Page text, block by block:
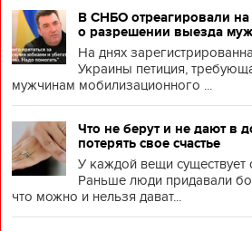
В СНБО отреагировали
о разрешении выезда
На днях
Украины петиция,
мужчинам мобилизационного ...
Что не берут и не дают в
потерять свое счастье
У каждой вещи существует
Раньше люди придавали
что можно и нельзя дават...